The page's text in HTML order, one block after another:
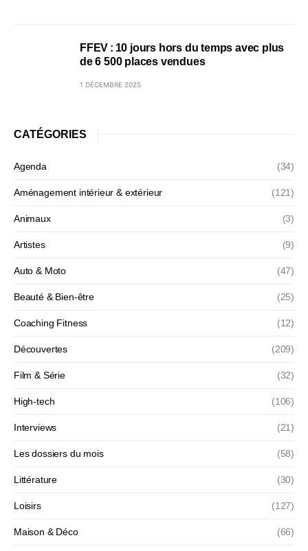
FFEV : 10 jours hors du temps avec plus
de 6 500 places vendues
1 DÉCEMBRE 2025
CATÉGORIES
Agenda (34)
Aménagement intérieur & extérieur (121)
Animaux (3)
Artistes (9)
Auto & Moto (47)
Beauté & Bien-être (25)
Coaching Fitness (12)
Découvertes (209)
Film & Série (32)
High-tech (106)
Interviews (21)
Les dossiers du mois (58)
Littérature (30)
Loisirs (127)
Maison & Déco (66)